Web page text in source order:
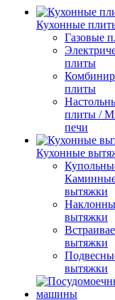
Кухонные
Газовые
плиты
плиты
плиты /
печи
Кухонные
вытяжки
вытяжки
вытяжки
вытяжки